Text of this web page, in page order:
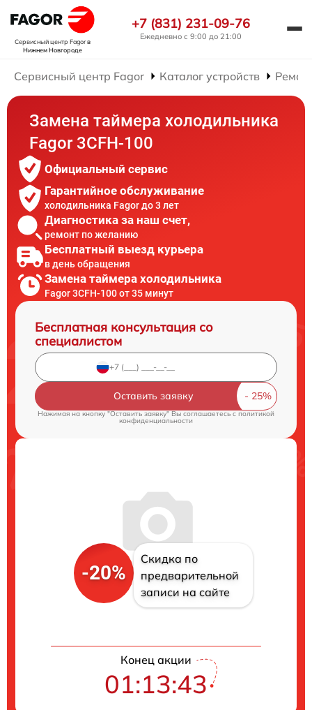
Сервисный центр Fagorв
Нижнем Новгороде
+7 (831) 231-09-76
Ежедневно с 9:00 до 21:00
Сервисный центр Fagor Каталог устройств
Замена таймера холодильника
Fagor 3CFH-100
Официальный сервис
Гарантийное обслуживание
холодильника Fagor до 3 лет
Диагностика за наш счет,
ремонт по желанию
Бесплатный выезд курьера
в день обращения
Замена таймера холодильника
Fagor 3CFH-100 от 35 минут
Бесплатная консультация со
специалистом
Оставить заявку
Нажимая на кнопку "Оставить заявку" Вы соглашаетесь cполитикой
конфиденциальности
-20%
Скидка по
предварительной
записи на сайте
Конец акции
01:13:42